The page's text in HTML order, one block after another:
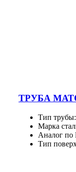
ТРУБА
Тип трубы:
Марка
Аналог
Тип